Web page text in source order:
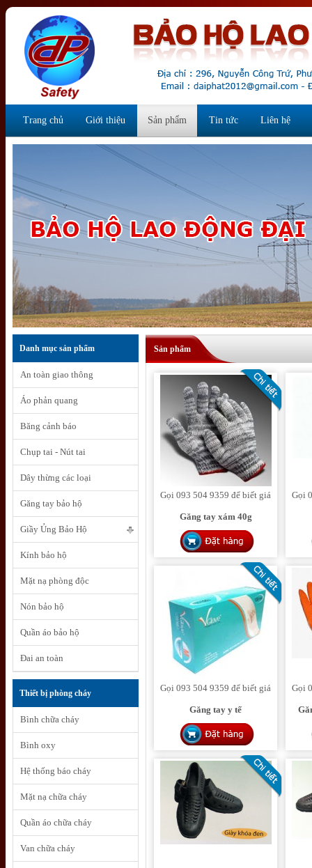
Trang chủ Giới thiệu Sản phẩm Tin tức Liên hệ
Danh mục sản phẩm
An toàn giao thông
Áo phản quang
Băng cảnh báo
Chụp tai - Nút tai
Dây thừng các loại
Găng tay bảo hộ
Giầy Ủng Bảo Hộ
Kính bảo hộ
Mặt nạ phòng độc
Nón bảo hộ
Quần áo bảo hộ
Đai an toàn
Thiết bị phòng cháy
Bình chữa cháy
Bình oxy
Hệ thống báo cháy
Mặt nạ chữa cháy
Quần áo chữa cháy
Van chữa cháy
Sản phẩm
Gọi 093 504 9359 để biết giá
Găng tay xám 40g
Gọi
Gọi 093 504 9359 để biết giá
Găng tay y tế
Gọi